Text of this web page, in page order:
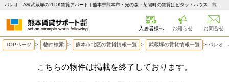
パレオ A棟武蔵塚の2LDK賃貸アパート | 熊本県熊本市・光の森・菊陽町の賃貸はピタットハウス 熊本賃貸サポート
入居者様へ お知らせ お問合せ
TOPページ > 物件検索 > 熊本市北区の賃貸情報一覧 > 武蔵塚の賃貸情報一覧 > パレオ
こちらの物件は掲載を終了しております。